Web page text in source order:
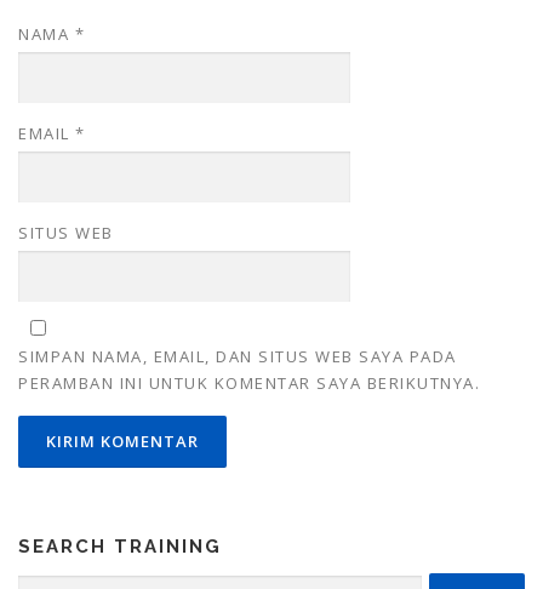
NAMA *
EMAIL *
SITUS WEB
SIMPAN NAMA, EMAIL, DAN SITUS WEB SAYA PADA
PERAMBAN INI UNTUK KOMENTAR SAYA BERIKUTNYA.
SEARCH TRAINING